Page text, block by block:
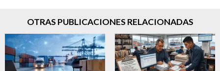
OTRAS PUBLICACIONES RELACIONADAS